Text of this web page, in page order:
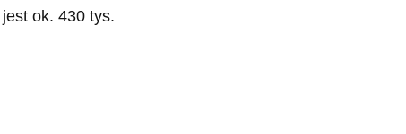
ok. 430 tys.